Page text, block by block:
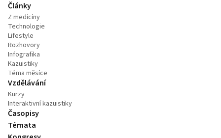
Články
Z medicíny
Technologie
Lifestyle
Rozhovory
Infografika
Kazuistiky
Téma měsíce
Vzdělávání
Kurzy
Interaktivní kazuistiky
Časopisy
Témata